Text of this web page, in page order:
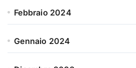
Febbraio 2024
Gennaio 2024